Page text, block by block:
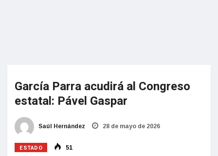
García Parra acudirá al Congreso
estatal: Pável Gaspar
Saúl Hernández 28 de mayo de 2026
ESTADO 51